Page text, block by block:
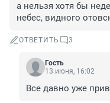
а нельзя хотя бы
небес, видного
ОТВЕТИТЬ 3
Гость
13 июня, 16:02
Все давно уже